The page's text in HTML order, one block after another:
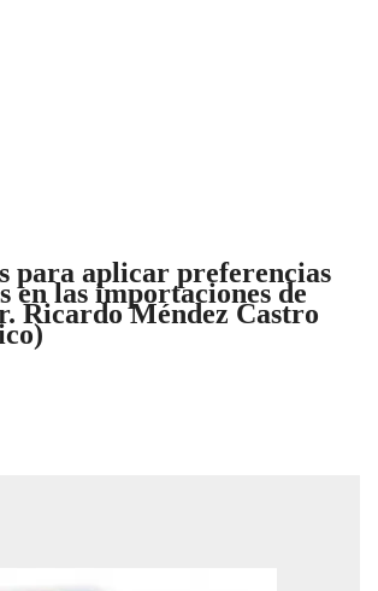
para aplicar preferencias
en las importaciones de
Ricardo Méndez Castro